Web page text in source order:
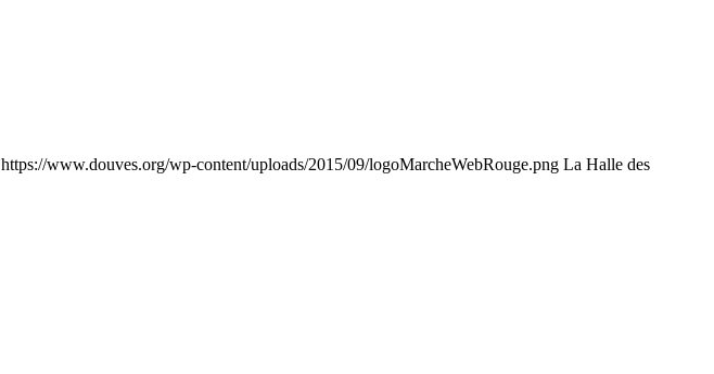
https://www.douves.org/wp-content/uploads/2015/09/logoMarcheWebRouge.png La Halle des